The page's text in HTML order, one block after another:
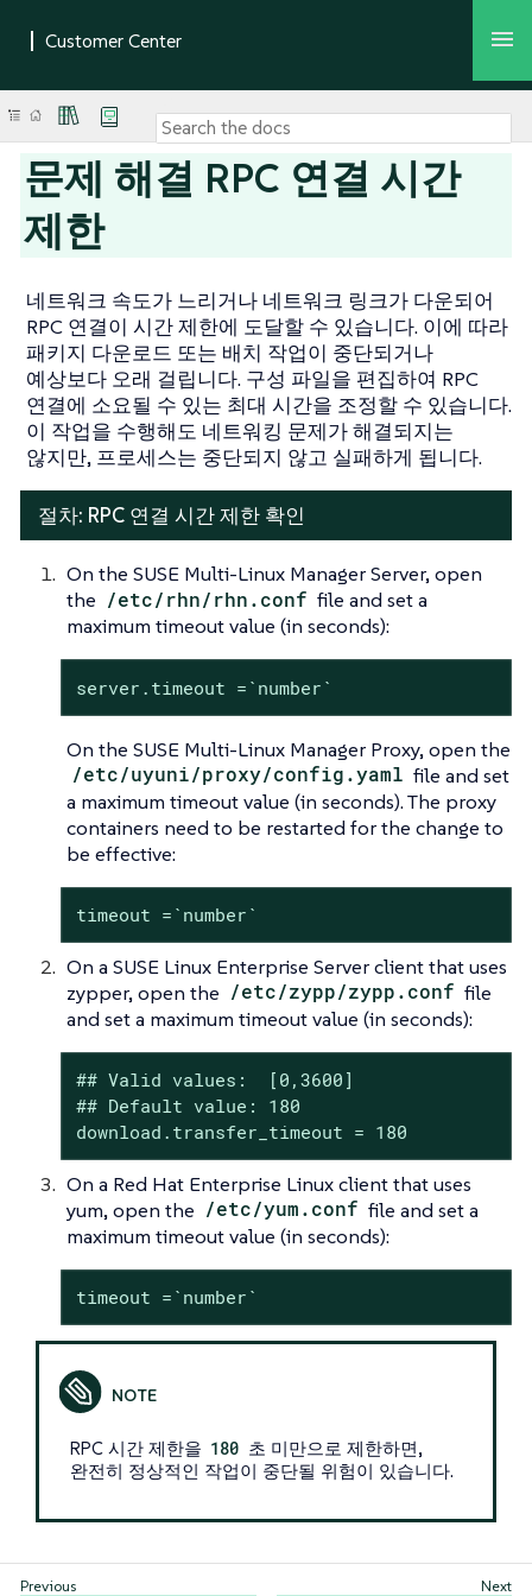
문제 해결 RPC 연결 시간
제한
네트워크 속도가 느리거나 네트워크 링크가 다운되어
RPC 연결이 시간 제한에 도달할 수 있습니다. 이에 따라
패키지 다운로드 또는 배치 작업이 중단되거나
예상보다 오래 걸립니다. 구성 파일을 편집하여 RPC
연결에 소요될 수 있는 최대 시간을 조정할 수 있습니다.
이 작업을 수행해도 네트워킹 문제가 해결되지는
않지만, 프로세스는 중단되지 않고 실패하게 됩니다.
절차: RPC 연결 시간 제한 확인
On the SUSE Multi-Linux Manager Server, open
the /etc/rhn/rhn.conf file and set a
maximum timeout value (in seconds):
server.timeout =`number`
On the SUSE Multi-Linux Manager Proxy, open the
/etc/uyuni/proxy/config.yaml file and set
a maximum timeout value (in seconds). The proxy
containers need to be restarted for the change to
be effective:
timeout =`number`
On a SUSE Linux Enterprise Server client that uses
zypper, open the /etc/zypp/zypp.conf file
and set a maximum timeout value (in seconds):
## Valid values:  [0,3600]
## Default value: 180
download.transfer_timeout = 180
On a Red Hat Enterprise Linux client that uses
yum, open the /etc/yum.conf file and set a
maximum timeout value (in seconds):
timeout =`number`
RPC 시간 제한을 180 초 미만으로 제한하면,
완전히 정상적인 작업이 중단될 위험이 있습니다.